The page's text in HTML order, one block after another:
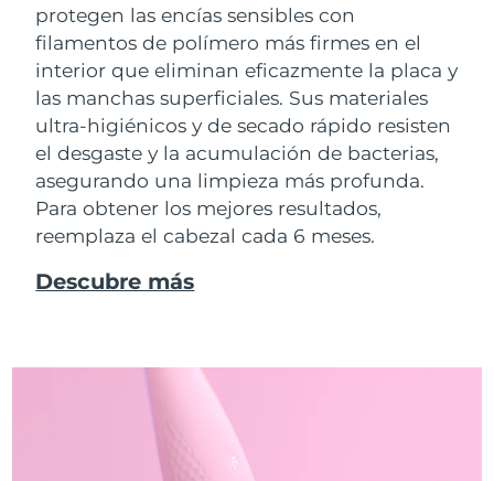
protegen las encías sensibles con
filamentos de polímero más firmes en el
interior que eliminan eficazmente la placa y
las manchas superficiales. Sus materiales
ultra-higiénicos y de secado rápido resisten
el desgaste y la acumulación de bacterias,
asegurando una limpieza más profunda.
Para obtener los mejores resultados,
reemplaza el cabezal cada 6 meses.
Descubre más